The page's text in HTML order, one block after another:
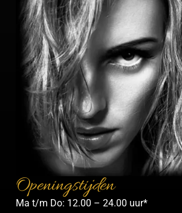
Openingstijden
Ma t/m Do: 12.00 – 24.00 uur*